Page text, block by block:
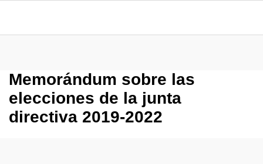
Memorándum sobre las
elecciones de la junta
directiva 2019-2022